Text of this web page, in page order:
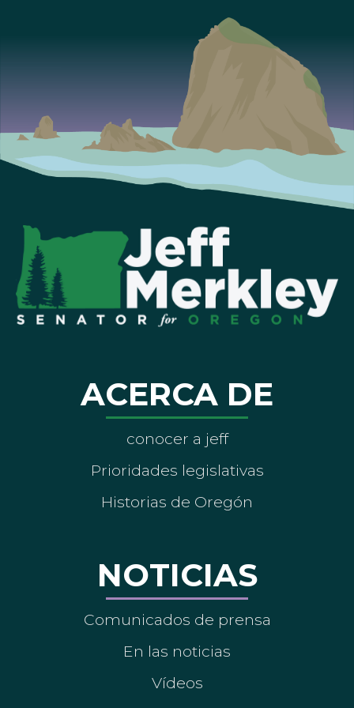
ACERCA DE
conocer a jeff
Prioridades legislativas
Historias de Oregón
NOTICIAS
Comunicados de prensa
En las noticias
Vídeos